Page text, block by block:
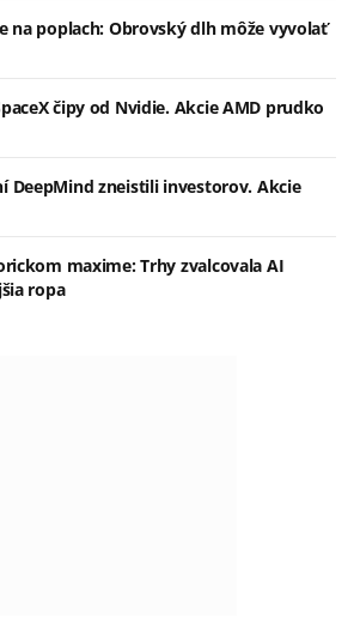
na poplach: Obrovský dlh môže vyvolať
čipy od Nvidie. Akcie AMD prudko
DeepMind zneistili investorov. Akcie
maxime: Trhy zvalcovala AI
ropa